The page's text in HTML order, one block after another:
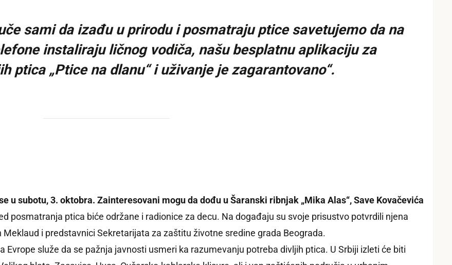
sami da izađu u prirodu i posmatraju ptice savetujemo da na
instaliraju ličnog vodiča, našu besplatnu aplikaciju za
ptica „Ptice na dlanu“ i uživanje je zagarantovano“.
u subotu, 3. oktobra. Zainteresovani mogu da dođu u Šaranski ribnjak „Mika Alas“, Save Kovačevića
posmatranja ptica biće održane i radionice za decu. Na događaju su svoje prisustvo potvrdili njena
i predstavnici Sekretarijata za zaštitu životne sredine grada Beograda.
služe da se pažnja javnosti usmeri ka razumevanju potreba divljih ptica. U Srbiji izleti će biti